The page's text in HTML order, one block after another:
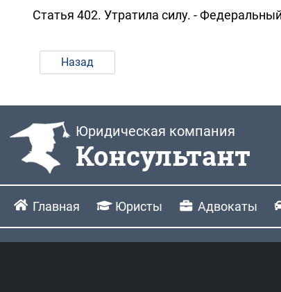
Статья 402. Утратила силу. -
Назад
Юридическая компания
Консультант
Главная Юристы Адвокаты